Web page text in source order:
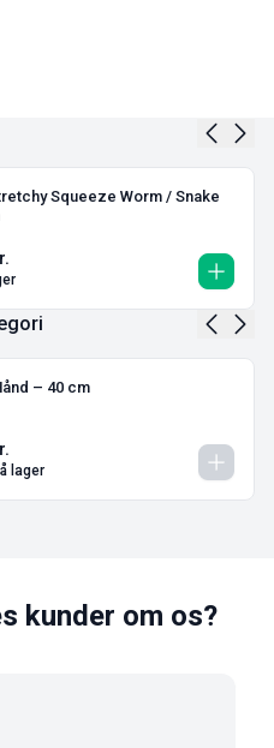
Squeeze Worm / Snake
– 40 cm
lager
kunder om os?